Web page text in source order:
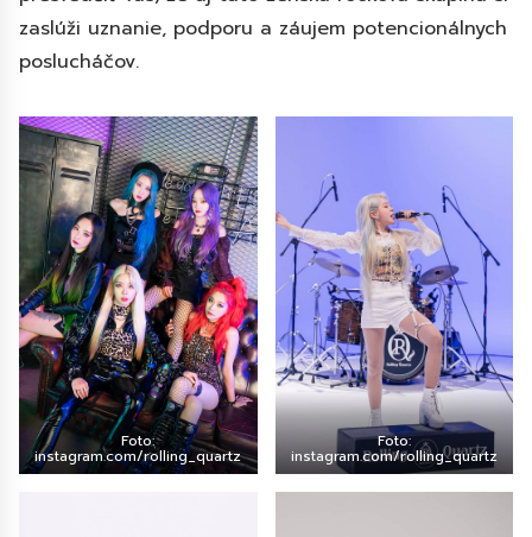
zaslúži uznanie, podporu a záujem potencionálnych
poslucháčov.
Foto:
instagram.com/rolling_quartz
Foto:
instagram.com/rolling_quartz